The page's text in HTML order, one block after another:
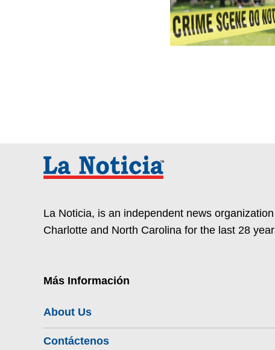
La Noticia, is an independent news
Charlotte and North Carolina for the last 28
Más Información
About Us
Contáctenos